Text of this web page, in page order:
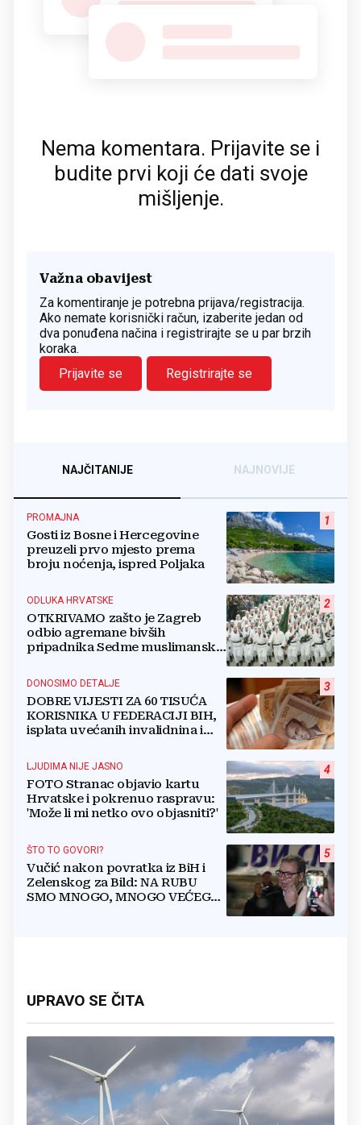
Nema komentara. Prijavite se i
budite prvi koji će dati svoje
mišljenje.
Važna obavijest
Za komentiranje je potrebna prijava/registracija.
Ako nemate korisnički račun, izaberite jedan od
dva ponuđena načina i registrirajte se u par brzih
koraka.
Prijavite se
Registrirajte se
NAJČITANIJE NAJNOVIJE
1
PROMAJNA
Gosti iz Bosne i Hercegovine
preuzeli prvo mjesto prema
broju noćenja, ispred Poljaka
2
ODLUKA HRVATSKE
OTKRIVAMO zašto je Zagreb
odbio agremane bivših
pripadnika Sedme muslimanske
3
DONOSIMO DETALJE
DOBRE VIJESTI ZA 60 TISUĆA
KORISNIKA U FEDERACIJI BIH,
isplata uvećanih invalidnina i
4
LJUDIMA NIJE JASNO
FOTO Stranac objavio kartu
Hrvatske i pokrenuo raspravu:
'Može li mi netko ovo objasniti?'
5
ŠTO TO GOVORI?
Vučić nakon povratka iz BiH i
Zelenskog za Bild: NA RUBU
SMO MNOGO, MNOGO VEĆEG
UPRAVO SE ČITA